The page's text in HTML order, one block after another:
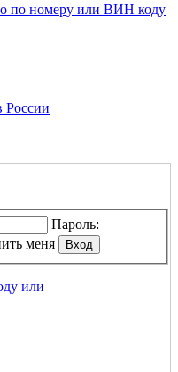
по номеру или ВИН коду
Пароль:
меня